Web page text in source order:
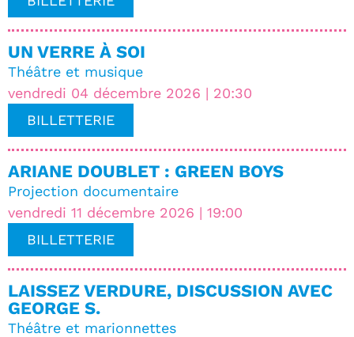
vendredi 04 décembre 2026 | 20:30
UN VERRE À SOI
Théâtre et musique
BILLETTERIE
vendredi 11 décembre 2026 | 19:00
ARIANE DOUBLET : GREEN BOYS
Projection documentaire
BILLETTERIE
LAISSEZ VERDURE, DISCUSSION AVEC
GEORGE S.
Théâtre et marionnettes